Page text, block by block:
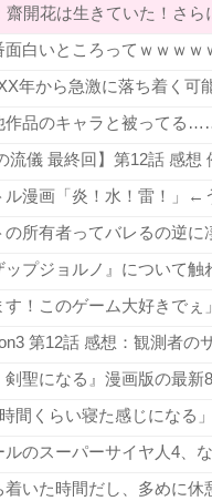
開花は生きていた！さら
面白いところってｗｗｗｗ
年から急激に落ち着く可
作品のキャラと被ってる
流儀 最終回】第12話 感想
ル漫画「炎！水！雷！」←
所有者ってバレるの逆に
プジョルノ』について触
す！このゲーム大好きで
第12話 感想：観測者の
剣聖になる』漫画版の最
間くらい寝た感じになる
ルのスーパーサイヤ人4、
着いた時間だし、多めに